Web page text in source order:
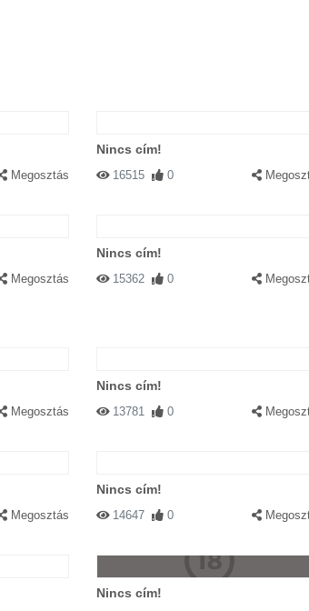
Megosztás
Nincs cím!
16515 0
Megosztás
Nincs cím!
15362 0
Megosztás
Nincs cím!
13781 0
Megosztás
Nincs cím!
14647 0
Nincs cím!